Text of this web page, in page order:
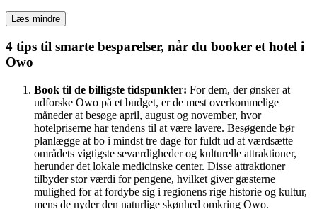
Læs mindre
4 tips til smarte besparelser, når du booker et hotel i
Owo
Book til de billigste tidspunkter: For dem, der ønsker at
udforske Owo på et budget, er de mest overkommelige
måneder at besøge april, august og november, hvor
hotelpriserne har tendens til at være lavere. Besøgende bør
planlægge at bo i mindst tre dage for fuldt ud at værdsætte
områdets vigtigste seværdigheder og kulturelle attraktioner,
herunder det lokale medicinske center. Disse attraktioner
tilbyder stor værdi for pengene, hvilket giver gæsterne
mulighed for at fordybe sig i regionens rige historie og kultur,
mens de nyder den naturlige skønhed omkring Owo.